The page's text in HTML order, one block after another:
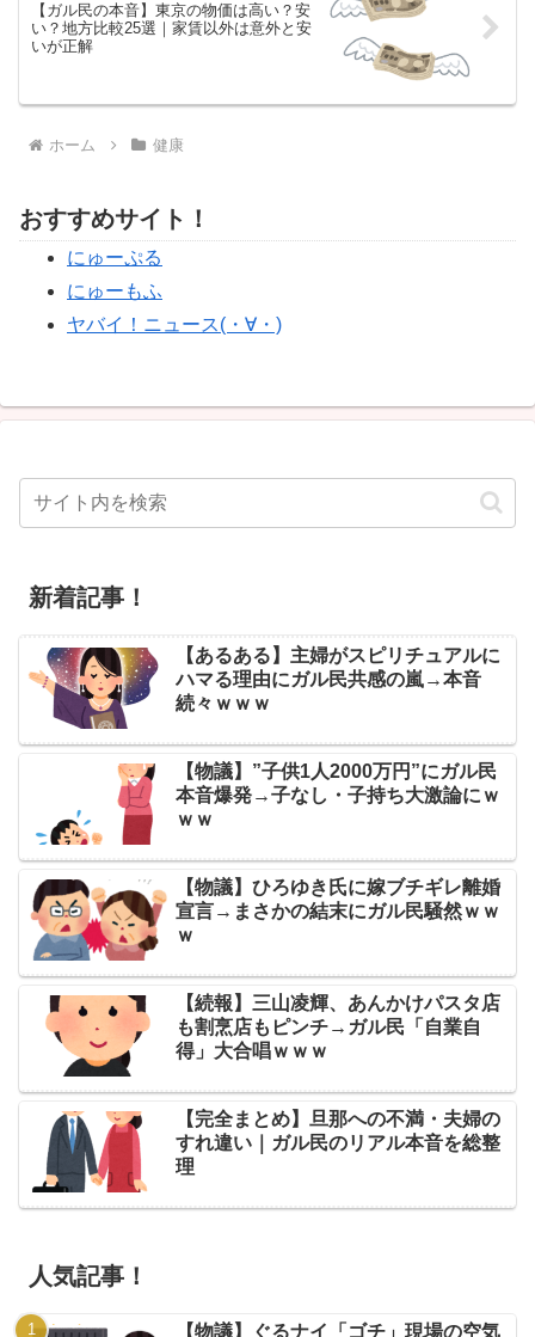
【ガル民の本音】東京の物価は高い？安
い？地方比較25選｜家賃以外は意外と安
いが正解
ホーム 健康
おすすめサイト！
にゅーぷる
にゅーもふ
ヤバイ！ニュース(・∀・)
新着記事！
【あるある】主婦がスピリチュアルに
ハマる理由にガル民共感の嵐→本音
続々ｗｗｗ
【物議】”子供1人2000万円”にガル民
本音爆発→子なし・子持ち大激論にｗ
ｗｗ
【物議】ひろゆき氏に嫁ブチギレ離婚
宣言→まさかの結末にガル民騒然ｗｗ
ｗ
【続報】三山凌輝、あんかけパスタ店
も割烹店もピンチ→ガル民「自業自
得」大合唱ｗｗｗ
【完全まとめ】旦那への不満・夫婦の
すれ違い｜ガル民のリアル本音を総整
理
人気記事！
【物議】ぐるナイ「ゴチ」現場の空気